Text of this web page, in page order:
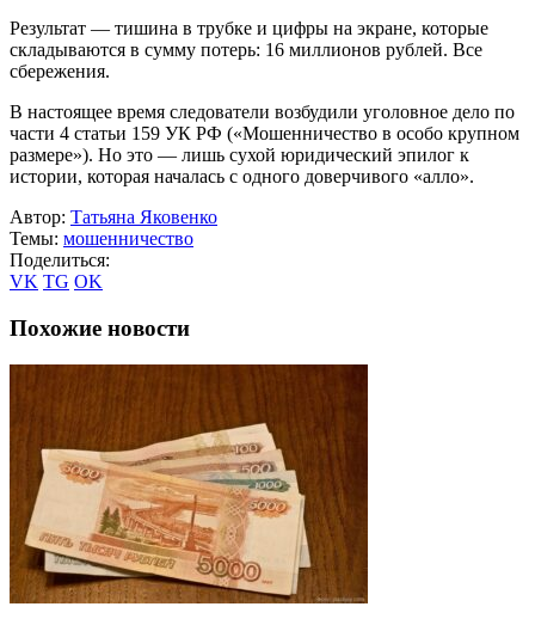
Результат — тишина в трубке и цифры на экране, которые
складываются в сумму потерь: 16 миллионов рублей. Все
сбережения.
В настоящее время следователи возбудили уголовное дело по
части 4 статьи 159 УК РФ («Мошенничество в особо крупном
размере»). Но это — лишь сухой юридический эпилог к
истории, которая началась с одного доверчивого «алло».
Автор: Татьяна Яковенко
Темы: мошенничество
Поделиться:
VK TG OK
Похожие новости